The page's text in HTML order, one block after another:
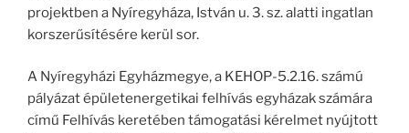
projektben a Nyíregyháza, István u. 3. sz. alatti ingatlan
korszerűsítésére kerül sor.
A Nyíregyházi Egyházmegye, a KEHOP-5.2.16. számú
pályázat épületenergetikai felhívás egyházak számára
című Felhívás keretében támogatási kérelmet nyújtott